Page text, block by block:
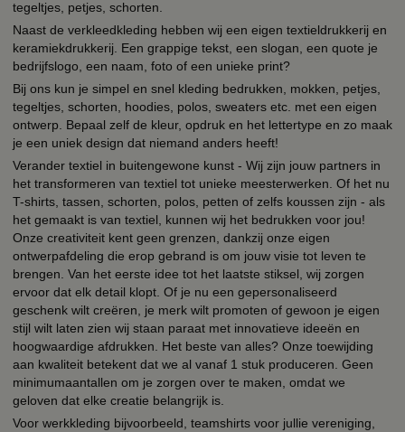
tegeltjes, petjes, schorten.
Naast de verkleedkleding hebben wij een eigen textieldrukkerij en
keramiekdrukkerij. Een grappige tekst, een slogan, een quote je
bedrijfslogo, een naam, foto of een unieke print?
Bij ons kun je simpel en snel kleding bedrukken, mokken, petjes,
tegeltjes, schorten, hoodies, polos, sweaters etc. met een eigen
ontwerp. Bepaal zelf de kleur, opdruk en het lettertype en zo maak
je een uniek design dat niemand anders heeft!
Verander textiel in buitengewone kunst - Wij zijn jouw partners in
het transformeren van textiel tot unieke meesterwerken. Of het nu
T-shirts, tassen, schorten, polos, petten of zelfs koussen zijn - als
het gemaakt is van textiel, kunnen wij het bedrukken voor jou!
Onze creativiteit kent geen grenzen, dankzij onze eigen
ontwerpafdeling die erop gebrand is om jouw visie tot leven te
brengen. Van het eerste idee tot het laatste stiksel, wij zorgen
ervoor dat elk detail klopt. Of je nu een gepersonaliseerd
geschenk wilt creëren, je merk wilt promoten of gewoon je eigen
stijl wilt laten zien wij staan paraat met innovatieve ideeën en
hoogwaardige afdrukken. Het beste van alles? Onze toewijding
aan kwaliteit betekent dat we al vanaf 1 stuk produceren. Geen
minimumaantallen om je zorgen over te maken, omdat we
geloven dat elke creatie belangrijk is.
Voor werkkleding bijvoorbeeld, teamshirts voor jullie vereniging,